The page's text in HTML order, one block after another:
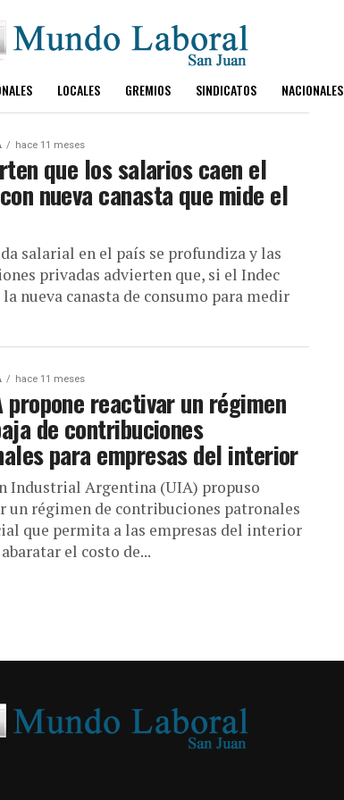
LOCALES GREMIOS SINDICATOS NACIONALES
hace 11 meses
que los salarios caen el
nueva canasta que mide el
salarial en el país se profundiza y las
privadas advierten que, si el Indec
nueva canasta de consumo para medir
hace 11 meses
propone reactivar un régimen
de contribuciones
para empresas del interior
Industrial Argentina (UIA) propuso
un régimen de contribuciones patronales
que permita a las empresas del interior
el costo de...